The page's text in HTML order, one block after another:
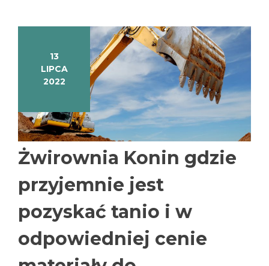
13
LIPCA
2022
Żwirownia Konin gdzie
przyjemnie jest
pozyskać tanio i w
odpowiedniej cenie